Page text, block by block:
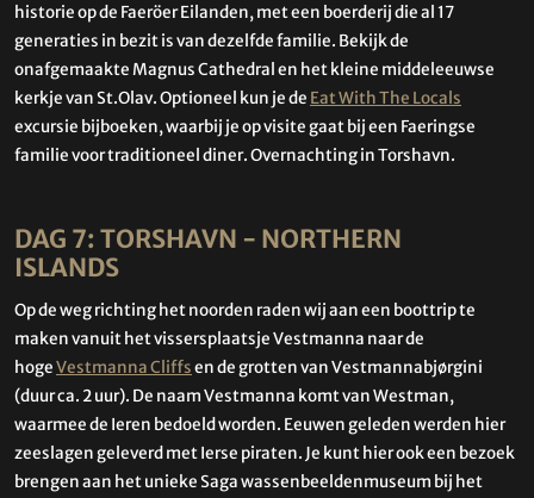
historie op de Faeröer Eilanden, met een boerderij die al 17
generaties in bezit is van dezelfde familie. Bekijk de
onafgemaakte Magnus Cathedral en het kleine middeleeuwse
kerkje van St.Olav. Optioneel kun je de Eat With The Locals
excursie bijboeken, waarbij je op visite gaat bij een Faeringse
familie voor traditioneel diner. Overnachting in Torshavn.
DAG 7: TORSHAVN - NORTHERN
ISLANDS
Op de weg richting het noorden raden wij aan een boottrip te
maken vanuit het vissersplaatsje Vestmanna naar de
hogeVestmanna Cliffsen de grotten van Vestmannabjørgini
(duur ca. 2 uur). De naam Vestmanna komt van Westman,
waarmee de Ieren bedoeld worden. Eeuwen geleden werden hier
zeeslagen geleverd met Ierse piraten. Je kunt hier ook een bezoek
brengen aan het unieke Saga wassenbeeldenmuseum bij het